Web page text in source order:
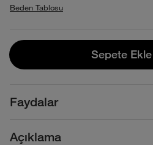
Beden Tablosu
Sepete Ekle
Sepete Ekle
Açıklama
Faydalar